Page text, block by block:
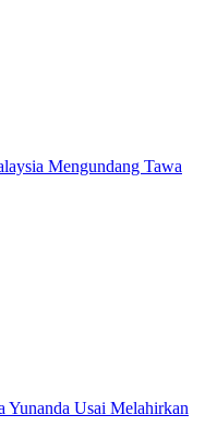
Mengundang Tawa
Yunanda Usai Melahirkan